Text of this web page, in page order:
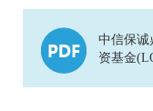
中信保诚
资基金